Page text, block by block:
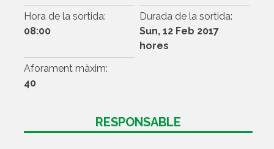
Hora de la sortida:
08:00
Durada de la sortida:
Sun, 12 Feb 2017
hores
Aforament màxim:
40
RESPONSABLE